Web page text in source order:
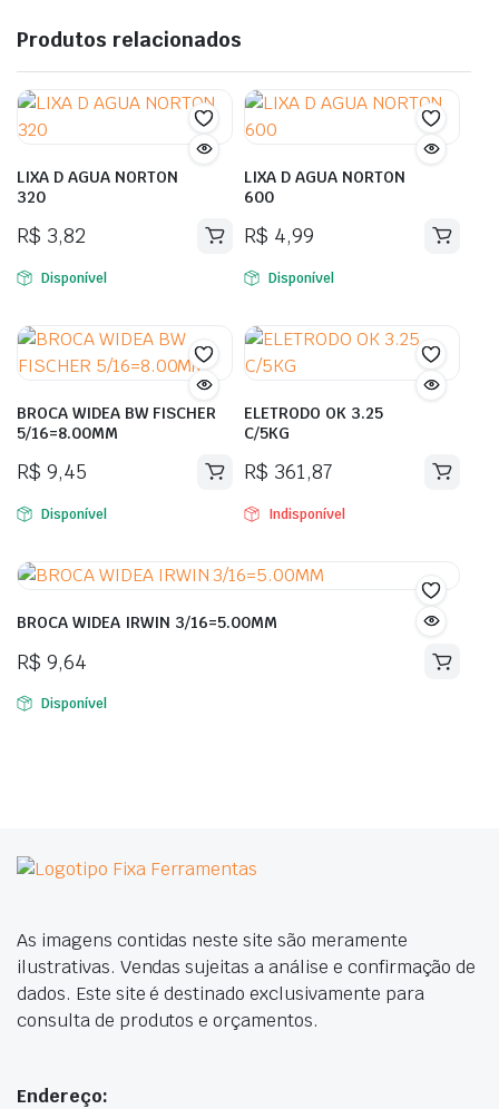
Produtos relacionados
LIXA D AGUA NORTON
320
R$ 3,82
Disponível
LIXA D AGUA NORTON
600
R$ 4,99
Disponível
BROCA WIDEA BW FISCHER
5/16=8.00MM
R$ 9,45
Disponível
ELETRODO OK 3.25
C/5KG
R$ 361,87
Indisponível
BROCA WIDEA IRWIN 3/16=5.00MM
R$ 9,64
Disponível
As imagens contidas neste site são meramente
ilustrativas. Vendas sujeitas a análise e confirmação de
dados. Este site é destinado exclusivamente para
consulta de produtos e orçamentos.
Endereço: